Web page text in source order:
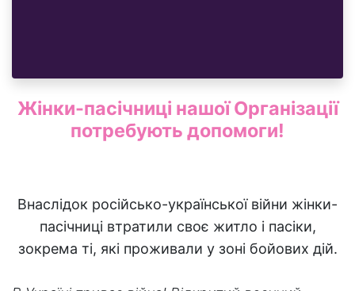
Жінки-пасічниці нашої Організації
потребують допомоги!
Внаслідок російсько-української війни жінки-
пасічниці втратили своє житло і пасіки,
зокрема ті, які проживали у зоні бойових дій.